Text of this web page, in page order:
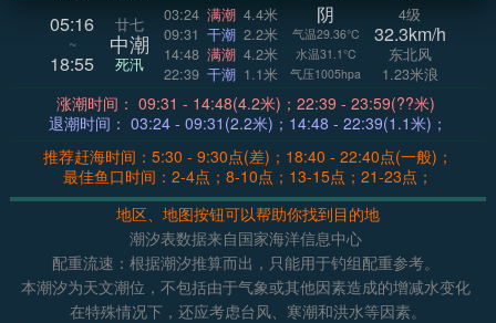
05:16
~
18:55
廿七
中潮
死汛
03:24 满潮 4.4米
09:31 干潮 2.2米
14:48 满潮 4.2米
22:39 干潮 1.1米
阴
气温29.36°C
水温31.1°C
气压1005hpa
4级
32.3km/h
东北风
1.23米浪
涨潮时间： 09:31 - 14:48(4.2米)；22:39 - 23:59(??米)
退潮时间： 03:24 - 09:31(2.2米)；14:48 - 22:39(1.1米)；
推荐赶海时间：5:30 - 9:30点(差)；18:40 - 22:40点(一般)；
最佳鱼口时间：2-4点；8-10点；13-15点；21-23点；
地区、地图按钮可以帮助你找到目的地
潮汐表数据来自国家海洋信息中心
配重流速：根据潮汐推算而出，只能用于钓组配重参考。
本潮汐为天文潮位，不包括由于气象或其他因素造成的增减水变化
在特殊情况下，还应考虑台风、寒潮和洪水等因素。